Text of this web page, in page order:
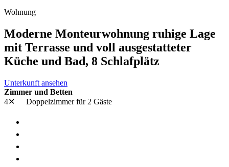
Wohnung
Moderne Monteurwohnung ruhige Lage
mit Terrasse und voll ausgestatteter
Küche und Bad, 8 Schlafplätz
Unterkunft ansehen
Zimmer und Betten
4✕
Doppelzimmerfür 2 Gäste